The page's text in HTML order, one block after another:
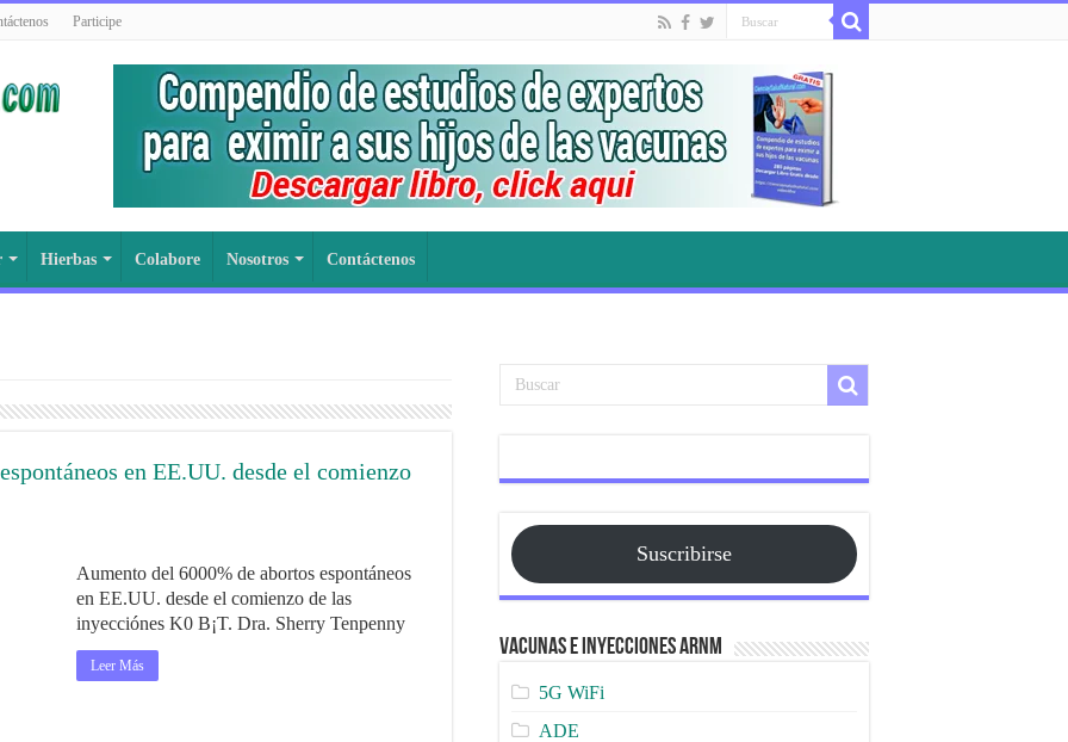
Participe
Hierbas Colabore Nosotros Contáctenos
en EE.UU. desde el comienzo
Aumento del 6000% de abortos espontáneos
en EE.UU. desde el comienzo de las
inyecciónes K0 B¡T. Dra. Sherry Tenpenny
Leer Más
Suscribirse
Vacunas e Inyecciones ARNm
5G WiFi
ADE